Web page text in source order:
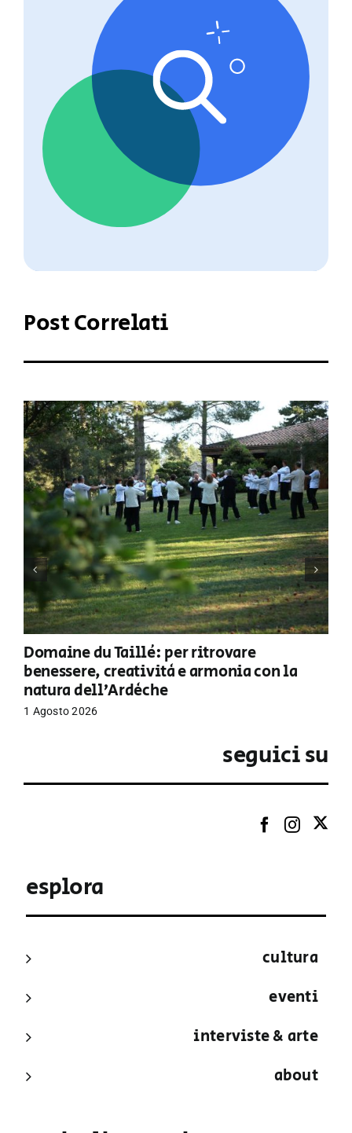
Post Correlati
Domaine du Taillé: per ritrovare
benessere, creatività e armonia con la
natura dell’Ardèche
1 Agosto 2026
seguici su
esplora
cultura
eventi
interviste & arte
about